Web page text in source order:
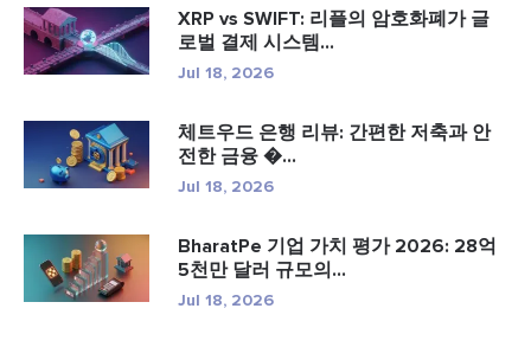
XRP vs SWIFT: 리플의 암호화폐가 글
로벌 결제 시스템...
Jul 18, 2026
체트우드 은행 리뷰: 간편한 저축과 안
전한 금융 �...
Jul 18, 2026
BharatPe 기업 가치 평가 2026: 28억
5천만 달러 규모의...
Jul 18, 2026